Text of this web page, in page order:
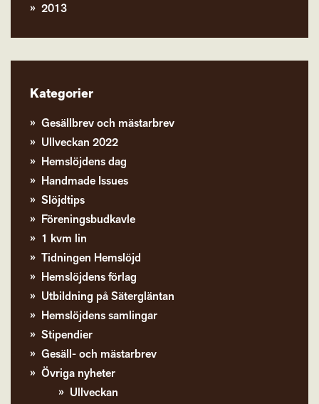
2013
Kategorier
Gesällbrev och mästarbrev
Ullveckan 2022
Hemslöjdens dag
Handmade Issues
Slöjdtips
Föreningsbudkavle
1 kvm lin
Tidningen Hemslöjd
Hemslöjdens förlag
Utbildning på Sätergläntan
Hemslöjdens samlingar
Stipendier
Gesäll- och mästarbrev
Övriga nyheter
Ullveckan